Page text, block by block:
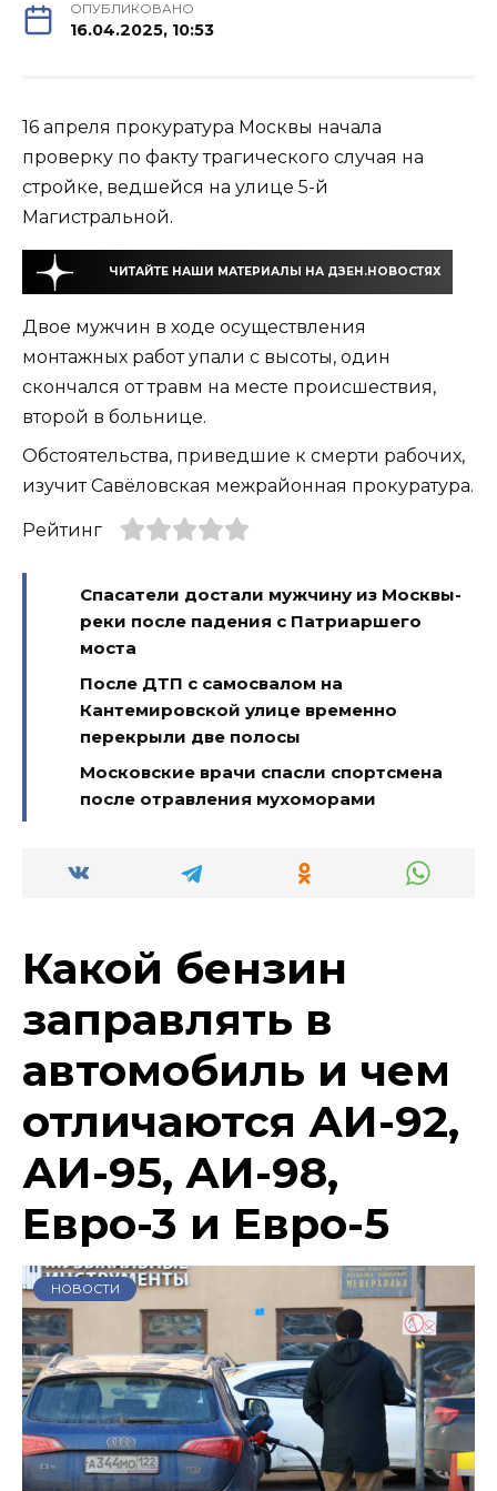
ОПУБЛИКОВАНО
16.04.2025, 10:53
16 апреля прокуратура Москвы начала
проверку по факту трагического случая на
стройке, ведшейся на улице 5-й
Магистральной.
ЧИТАЙТЕ НАШИ МАТЕРИАЛЫ НА ДЗЕН.НОВОСТЯХ
Двое мужчин в ходе осуществления
монтажных работ упали с высоты, один
скончался от травм на месте происшествия,
второй в больнице.
Обстоятельства, приведшие к смерти рабочих,
изучит Савёловская межрайонная прокуратура.
Рейтинг
Спасатели достали мужчину из Москвы-
реки после падения с Патриаршего
моста
После ДТП с самосвалом на
Кантемировской улице временно
перекрыли две полосы
Московские врачи спасли спортсмена
после отравления мухоморами
Какой бензин
заправлять в
автомобиль и чем
отличаются АИ-92,
АИ-95, АИ-98,
Евро-3 и Евро-5
НОВОСТИ